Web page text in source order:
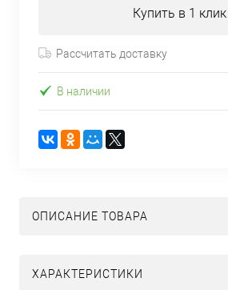
Купить в 1 клик
Рассчитать доставку
В наличии
ОПИСАНИЕ ТОВАРА
ХАРАКТЕРИСТИКИ